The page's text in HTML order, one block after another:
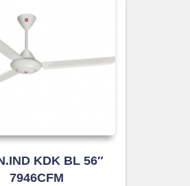
KDK BL 56″
7946CFM